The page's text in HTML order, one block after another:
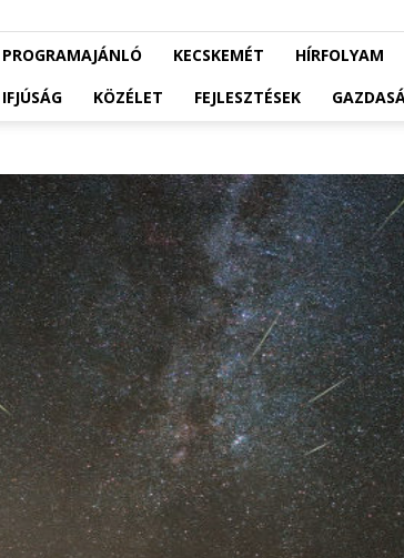
PROGRAMAJÁNLÓ KECSKEMÉT HÍRFOLYAM
IFJÚSÁG
KÖZÉLET FEJLESZTÉSEK